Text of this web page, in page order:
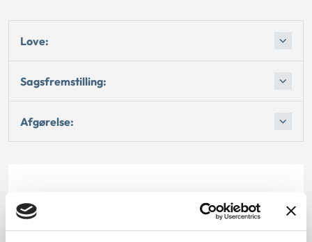
Love:
Sagsfremstilling:
Afgørelse:
31.05.2002